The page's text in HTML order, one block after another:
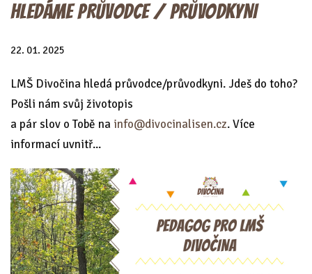
HLEDÁME PRŮVODCE / PRŮVODKYNI
22. 01. 2025
LMŠ Divočina hledá průvodce/průvodkyni. Jdeš do toho?
Pošli nám svůj životopis
a pár slov o Tobě na info@divocinalisen.cz. Více
informací uvnitř...